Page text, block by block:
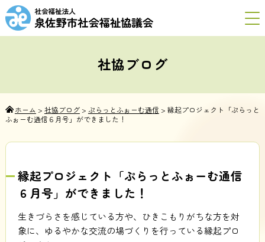
社協ブログ
ホーム > 社協ブログ> ぷらっとふぉーむ通信 > 縁起プロジェクト「ぷらっと
ふぉーむ通信６月号」ができました！
縁起プロジェクト「ぷらっとふぉーむ通信
６月号」ができました！
生きづらさを感じている方や、ひきこもりがちな方を対
象に、ゆるやかな交流の場づくりを行っている縁起プロ